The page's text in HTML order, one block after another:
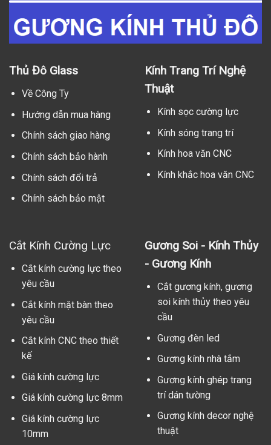
Thủ Đô Glass
Về Công Ty
Hướng dẫn mua hàng
Chính sách giao hàng
Chính sách bảo hành
Chính sách đổi trả
Chính sách bảo mật
Kính Trang Trí Nghệ
Thuật
Kính sọc cường lực
Kính sóng trang trí
Kính hoa văn CNC
Kính khắc hoa văn CNC
Cắt Kính Cường Lực
Cắt kính cường lực theo
yêu cầu
Cắt kính mặt bàn theo
yêu cầu
Cắt kính CNC theo thiết
kế
Giá kính cường lực
Giá kính cường lực 8mm
Giá kính cường lực
10mm
Gương Soi - Kính Thủy
- Gương Kính
Cắt gương kính, gương
soi kính thủy theo yêu
cầu
Gương đèn led
Gương kính nhà tắm
Gương kính ghép trang
trí dán tường
Gương kính decor nghệ
thuật